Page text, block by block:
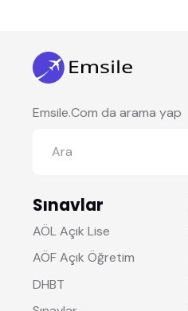
Emsile.Com da arama yap
Sınavlar
AÖL Açık Lise
AÖF Açık Öğretim
DHBT